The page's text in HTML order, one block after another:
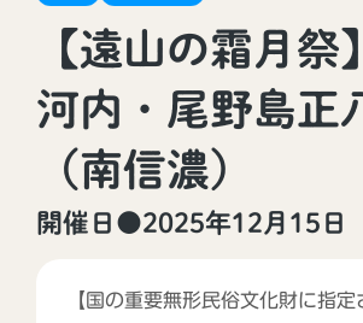
【遠山の霜月祭
河内・尾野島正
（南信濃）
開催日●2025年12月15日
【国の重要無形民俗文化財に指